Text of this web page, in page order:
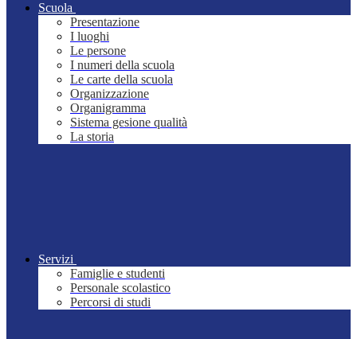
Scuola
Presentazione
I luoghi
Le persone
I numeri della scuola
Le carte della scuola
Organizzazione
Organigramma
Sistema gesione qualità
La storia
Servizi
Famiglie e studenti
Personale scolastico
Percorsi di studi